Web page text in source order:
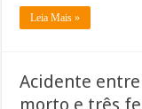
Leia Mais »
Acidente
morto e três